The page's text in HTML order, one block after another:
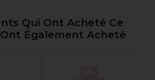
Qui Ont Acheté Ce
Également Acheté